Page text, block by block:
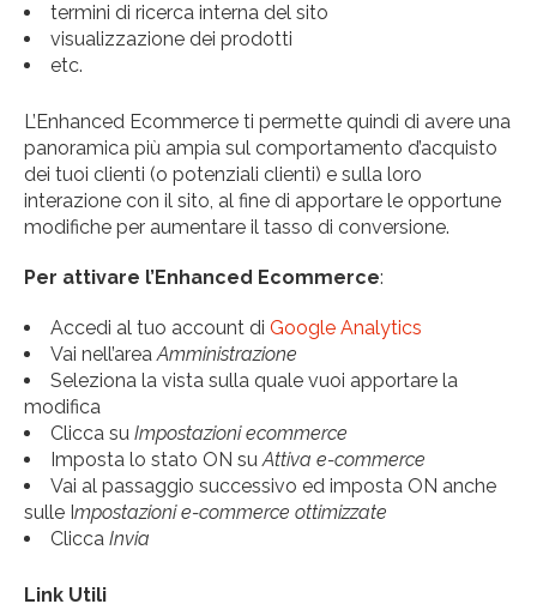
termini di ricerca interna del sito
visualizzazione dei prodotti
etc.
L’Enhanced Ecommerce ti permette quindi di avere una
panoramica più ampia sul comportamento d’acquisto
dei tuoi clienti (o potenziali clienti) e sulla loro
interazione con il sito, al fine di apportare le opportune
modifiche per aumentare il tasso di conversione.
Per attivare l’Enhanced Ecommerce:
Accedi al tuo account di Google Analytics
Vai nell’areaAmministrazione
Seleziona la vista sulla quale vuoi apportare la
modifica
Clicca su Impostazioni ecommerce
Imposta lo stato ON suAttiva e-commerce
Vai al passaggio successivo ed imposta ON anche
sulle I mpostazioni e-commerce ottimizzate
Clicca Invia
Link Utili